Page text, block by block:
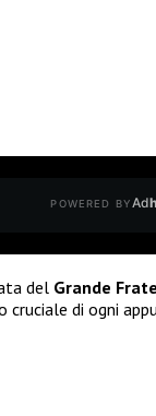
POWERED BYAd
del Grande
cruciale di ogni